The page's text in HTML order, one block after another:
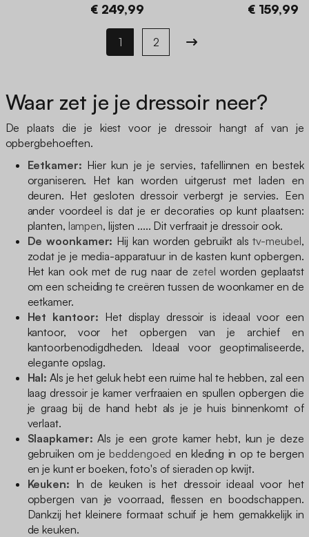
€ 249,99 € 159,99
1 2
Waar zet je je dressoir neer?
De plaats die je kiest voor je dressoir hangt af van je
opbergbehoeften.
Eetkamer: Hier kun je je servies, tafellinnen en bestek
organiseren. Het kan worden uitgerust met laden en
deuren. Het gesloten dressoir verbergt je servies. Een
ander voordeel is dat je er decoraties op kunt plaatsen:
planten, lampen, lijsten ..... Dit verfraait je dressoir ook.
De woonkamer: Hij kan worden gebruikt alstv-meubel,
zodat je je media-apparatuur in de kasten kunt opbergen.
Het kan ook met de rug naar de zetel worden geplaatst
om een scheiding te creëren tussen de woonkamer en de
eetkamer.
Het kantoor: Het display dressoir is ideaal voor een
kantoor, voor het opbergen van je archief en
kantoorbenodigdheden. Ideaal voor geoptimaliseerde,
elegante opslag.
Hal: Als je het geluk hebt een ruime hal te hebben, zal een
laag dressoir je kamer verfraaien en spullen opbergen die
je graag bij de hand hebt als je je huis binnenkomt of
verlaat.
Slaapkamer: Als je een grote kamer hebt, kun je deze
gebruiken om je beddengoed en kleding in op te bergen
en je kunt er boeken, foto's of sieraden op kwijt.
Keuken: In de keuken is het dressoir ideaal voor het
opbergen van je voorraad, flessen en boodschappen.
Dankzij het kleinere formaat schuif je hem gemakkelijk in
de keuken.